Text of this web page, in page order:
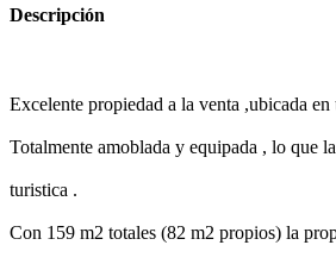
Descripción
Excelente propiedad a la venta ,ubicada
Totalmente amoblada y equipada , lo que
turistica .
Con 159 m2 totales (82 m2 propios) la